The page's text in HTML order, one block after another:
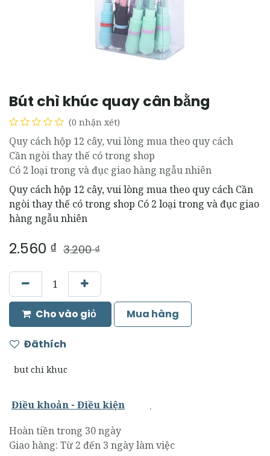
Bút chì khúc quay cân bằng
(0 nhận xét)
Quy cách hộp 12 cây, vui lòng mua theo quy cách
Cần ngòi thay thế có trong shop
Có 2 loại trong và đục giao hàng ngẫu nhiên
Quy cách hộp 12 cây, vui lòng mua theo quy cách Cần
ngòi thay thế có trong shop Có 2 loại trong và đục giao
hàng ngẫu nhiên
2.560 ₫ 3.200₫
Cho vào giỏ Mua hàng
Đãthích
but chi khuc
Điều khoản - Điều kiện .
Hoàn tiền trong 30 ngày
Giao hàng: Từ 2 đến 3 ngày làm việc